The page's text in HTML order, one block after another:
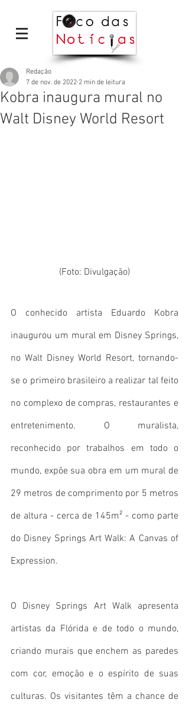
Kobra inaugura mural no
Walt Disney World Resort
Redação
7 de nov. de 2022 2 min de leitura
(Foto: Divulgação)
O conhecido artista Eduardo Kobra
inaugurou um mural em Disney Springs,
no Walt Disney World Resort, tornando-
se o primeiro brasileiro a realizar tal feito
no complexo de compras, restaurantes e
entretenimento. O muralista,
reconhecido por trabalhos em todo o
mundo, expõe sua obra em um mural de
29 metros de comprimento por 5 metros
de altura - cerca de 145m² - como parte
do Disney Springs Art Walk: A Canvas of
Expression.
O Disney Springs Art Walk apresenta
artistas da Flórida e de todo o mundo,
criando murais que enchem as paredes
com cor, emoção e o espírito de suas
culturas. Os visitantes têm a chance de